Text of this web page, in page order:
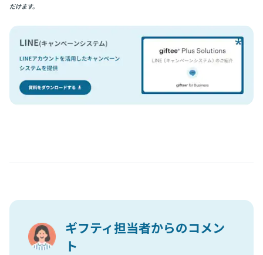
だけます。
ギフティ担当者からのコメン
ト